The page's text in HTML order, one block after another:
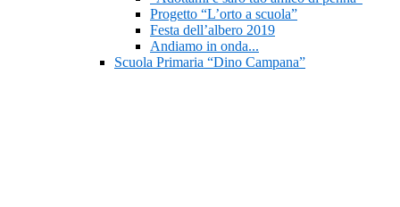
Progetto “L’orto a scuola”
Festa dell’albero 2019
Andiamo in onda...
Scuola Primaria “Dino Campana”